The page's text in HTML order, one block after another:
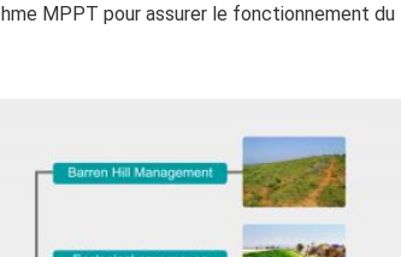
MPPT pour assurer le fonctionnement du